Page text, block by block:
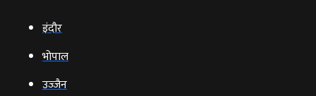
इंदौर
भोपाल
उज्‍जैन